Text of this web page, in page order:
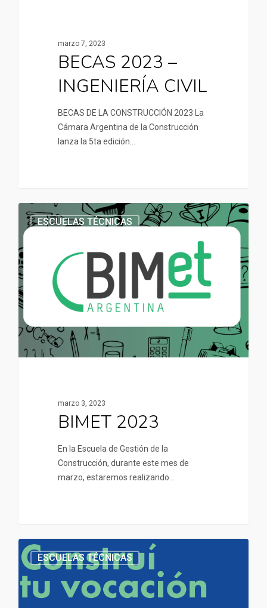
marzo 7, 2023
BECAS 2023 –
INGENIERÍA CIVIL
BECAS DE LA CONSTRUCCIÓN 2023 La
Cámara Argentina de la Construcción
lanza la 5ta edición…
ESCUELAS TÉCNICAS
marzo 3, 2023
BIMET 2023
En la Escuela de Gestión de la
Construcción, durante este mes de
marzo, estaremos realizando…
ESCUELAS TÉCNICAS